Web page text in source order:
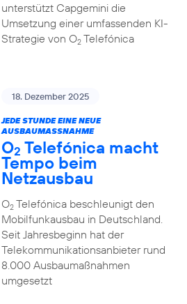
unterstützt Capgemini die
Umsetzung einer umfassenden KI-
Strategie von O2Telefónica
18. Dezember 2025
JEDE STUNDE EINE NEUE
AUSBAUMASSNAHME
O2 Telefónica macht
Tempo beim
Netzausbau
O2Telefónica beschleunigt den
Mobilfunkausbau in Deutschland.
Seit Jahresbeginn hat der
Telekommunikationsanbieter rund
8.000 Ausbaumaßnahmen
umgesetzt